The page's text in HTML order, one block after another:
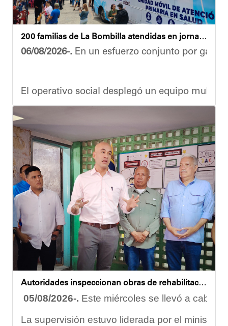
200 familias de La Bombilla atendidas en jornada integral
06/08/2026-. En un esfuerzo conjunto por
El operativo social desplegó un equipo
Durante la actividad, los asistentes contaron
Eudicis Viva, habitante de la comunidad y
Esta iniciativa se enmarca en la política social
Oskarina Rosso
Autoridades inspeccionan obras de rehabilitación en la U.E.N. José Antonio Calcaño en Caucagüita
05/08/2026-. Este miércoles se llevó a cabo
La supervisión estuvo liderada por el ministro